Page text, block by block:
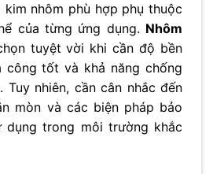
nhôm phù hợp phụ thuộc
của từng ứng dụng. Nhôm
tuyệt vời khi cần độ bền
công tốt và khả năng chống
nhiên, cần cân nhắc đến
mòn và các biện pháp bảo
dụng trong môi trường khắc